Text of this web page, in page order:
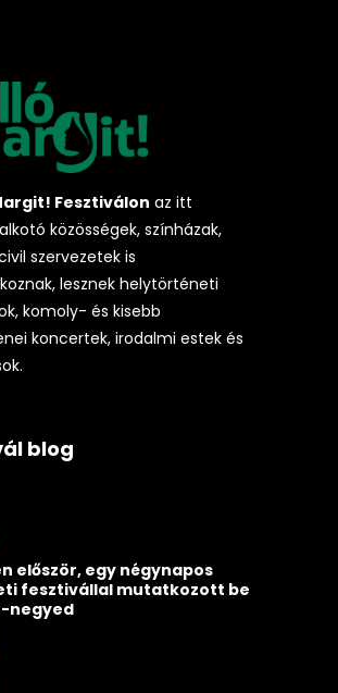
Fesztiválon az itt
közösségek, színházak,
szervezetek is
lesznek helytörténeti
komoly- és kisebb
koncertek, irodalmi estek és
blog
először, egy négynapos
fesztivállal mutatkozott be
negyed